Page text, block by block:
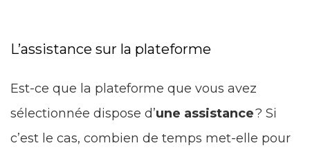
L’assistance sur la plateforme
Est-ce que la plateforme que vous avez
sélectionnée dispose d’une assistance? Si
c’est le cas, combien de temps met-elle pour